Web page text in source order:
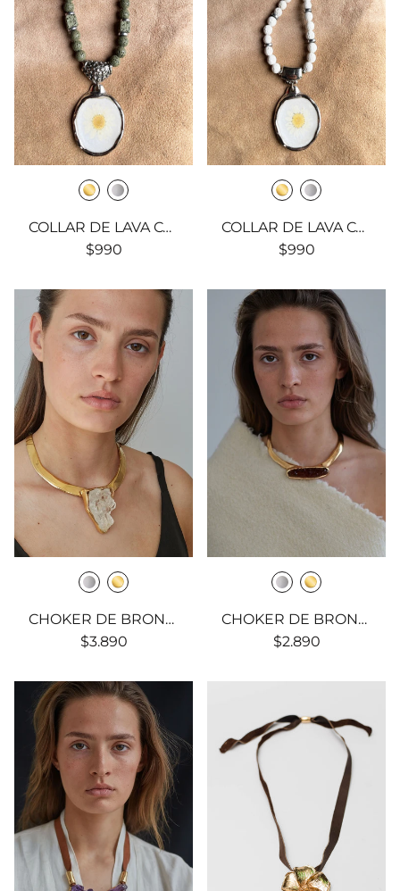
COLLAR DE LAVA CON MEDALLA Y FLOR NATURAL VERDE
$990
COLLAR DE LAVA CON MEDALLA Y FLOR NATURAL BLANCA
$990
CHOKER DE BRONCE CON PICO DE LUCITE
$3.890
CHOKER DE BRONCE CON PIEZA DE LUCITE
$2.890